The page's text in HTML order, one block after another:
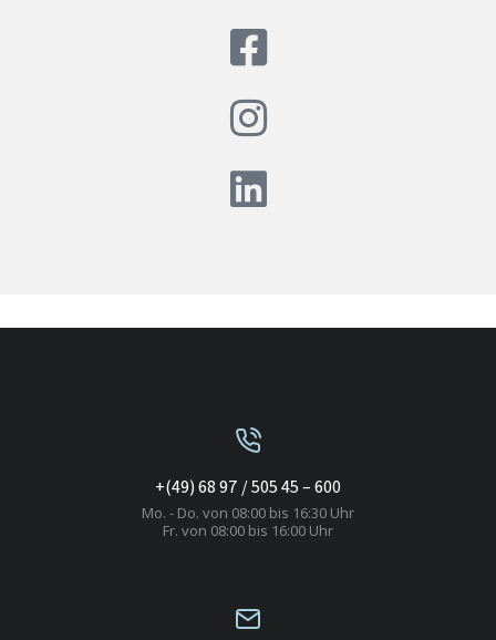
+(49) 68 97 / 505 45 – 600
Mo. - Do. von 08:00 bis 16:30 Uhr
Fr. von 08:00 bis 16:00 Uhr